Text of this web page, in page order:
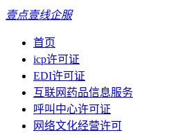
壹点壹线企服
首页
icp许可证
EDI许可证
互联网药品信息服务
呼叫中心许可证
网络文化经营许可